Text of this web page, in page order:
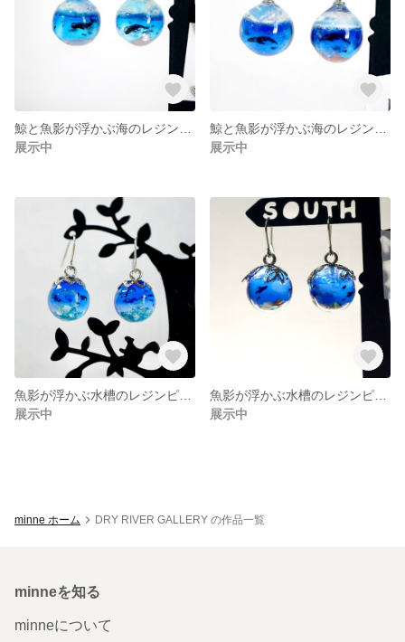
展示中
展示中
展示中
展示中
minne ホーム DRY RIVER GALLERY の作品一覧
minneを知る
minneについて